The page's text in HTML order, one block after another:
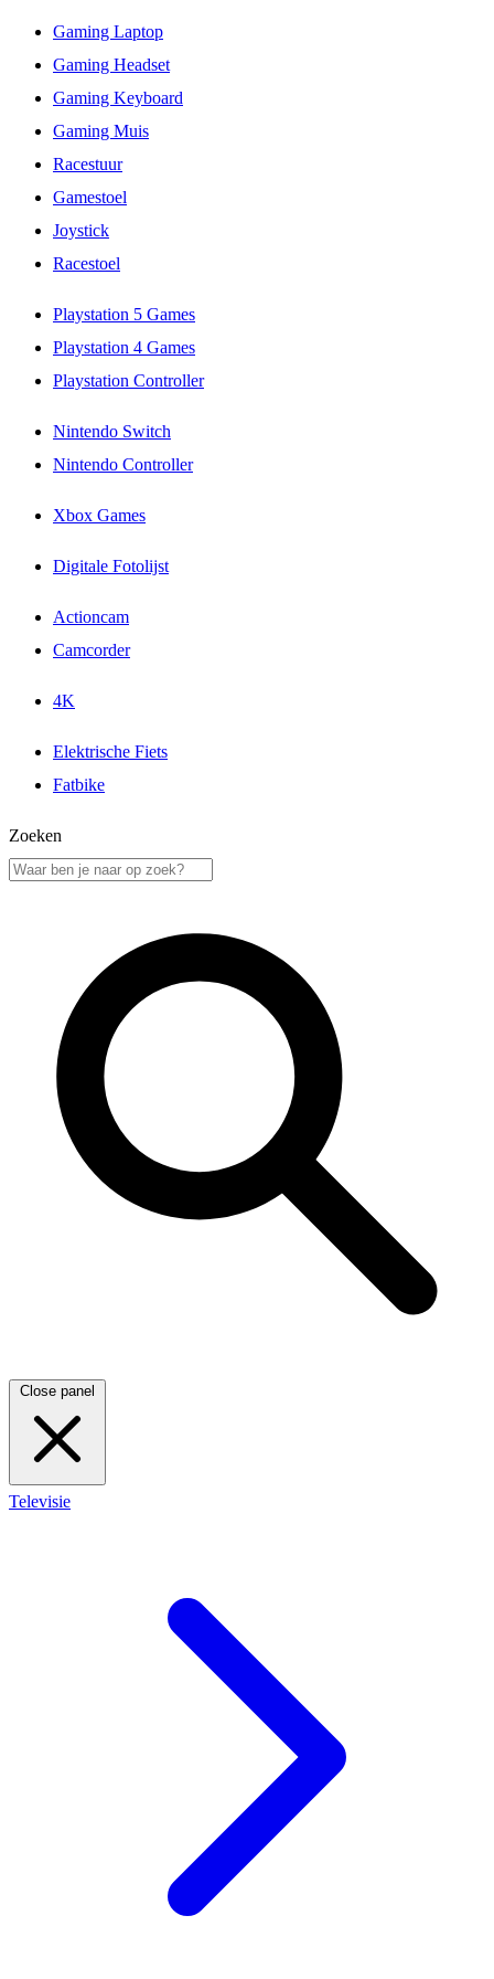
Gaming Laptop
Gaming Headset
Gaming Keyboard
Gaming Muis
Racestuur
Gamestoel
Joystick
Racestoel
Playstation 5 Games
Playstation 4 Games
Playstation Controller
Nintendo Switch
Nintendo Controller
Xbox Games
Digitale Fotolijst
Actioncam
Camcorder
4K
Elektrische Fiets
Fatbike
Zoeken
Close panel
Televisie